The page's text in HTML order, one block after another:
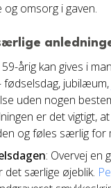
og omsorg i gaven.
årig kan gives i
fødselsdag, jubilæum,
uden nogen
er det vigtigt,
og føles særlig for
: Overvej en
det særlige øjeblik.